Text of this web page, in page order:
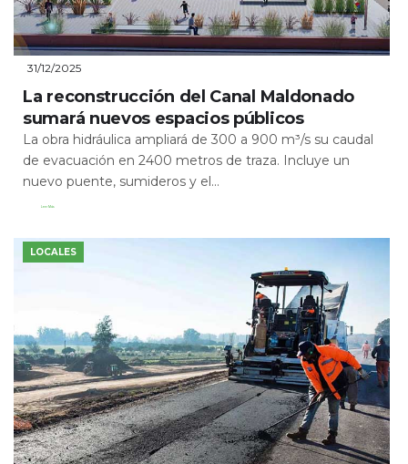
31/12/2025
La reconstrucción del Canal Maldonado
sumará nuevos espacios públicos
La obra hidráulica ampliará de 300 a 900 m³/s su caudal
de evacuación en 2400 metros de traza. Incluye un
nuevo puente, sumideros y el...
Leer Más
LOCALES